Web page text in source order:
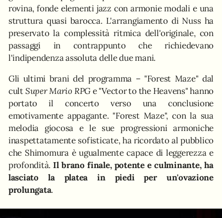
rovina, fonde elementi jazz con armonie modali e una
struttura quasi barocca. L'arrangiamento di Nuss ha
preservato la complessità ritmica dell'originale, con
passaggi in contrappunto che richiedevano
l'indipendenza assoluta delle due mani.
Gli ultimi brani del programma – "Forest Maze" dal
cultSuper Mario RPGe "Vector to the Heavens" hanno
portato il concerto verso una conclusione
emotivamente appagante. "Forest Maze", con la sua
melodia giocosa e le sue progressioni armoniche
inaspettatamente sofisticate, ha ricordato al pubblico
che Shimomura è ugualmente capace di leggerezza e
profondità.Il brano finale, potente e culminante, ha
lasciato la platea in piedi per un'ovazione
prolungata.